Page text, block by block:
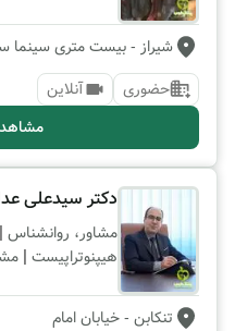
شیراز - بیست متری سینما
حضوری
آنلاین
دکتر سیدعلی
مشاور، روانشناس |
هیپنوتراپیست |
تنکابن - خیابان امام